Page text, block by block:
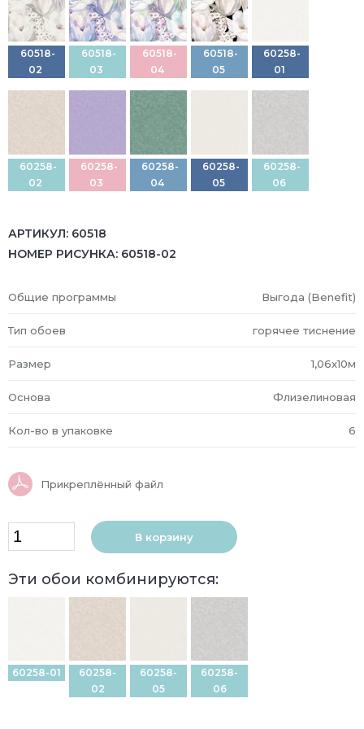
60518-
02
60518-
03
60518-
04
60518-
05
60258-
01
60258-
02
60258-
03
60258-
04
60258-
05
60258-
06
АРТИКУЛ: 60518
НОМЕР РИСУНКА: 60518-02
Общие программы Выгода (Benefit)
Тип обоев горячее тиснение
Размер 1,06x10м
Основа Флизелиновая
Кол-во в упаковке 6
Прикреплённый файл
В корзину
Эти обои комбинируются:
60258-01
60258-
02
60258-
05
60258-
06